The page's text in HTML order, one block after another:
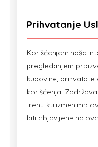
Prihvatanje
Korišćenjem naše
pregledanjem
kupovine,
korišćenja.
trenutku izmenimo
biti objavljene na